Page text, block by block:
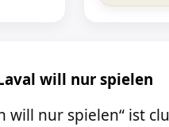
will nur spielen
will nur spielen“ ist